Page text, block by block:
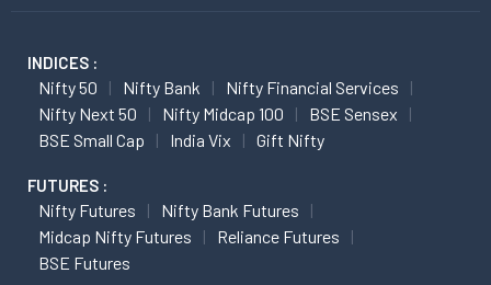
INDICES :
Nifty 50 Nifty Bank
Nifty Financial Services
Nifty Next 50
Nifty Midcap 100
BSE Sensex
BSE Small Cap
India Vix Gift Nifty
FUTURES :
Nifty Futures
Nifty Bank Futures
Midcap Nifty Futures
Reliance Futures
BSE Futures